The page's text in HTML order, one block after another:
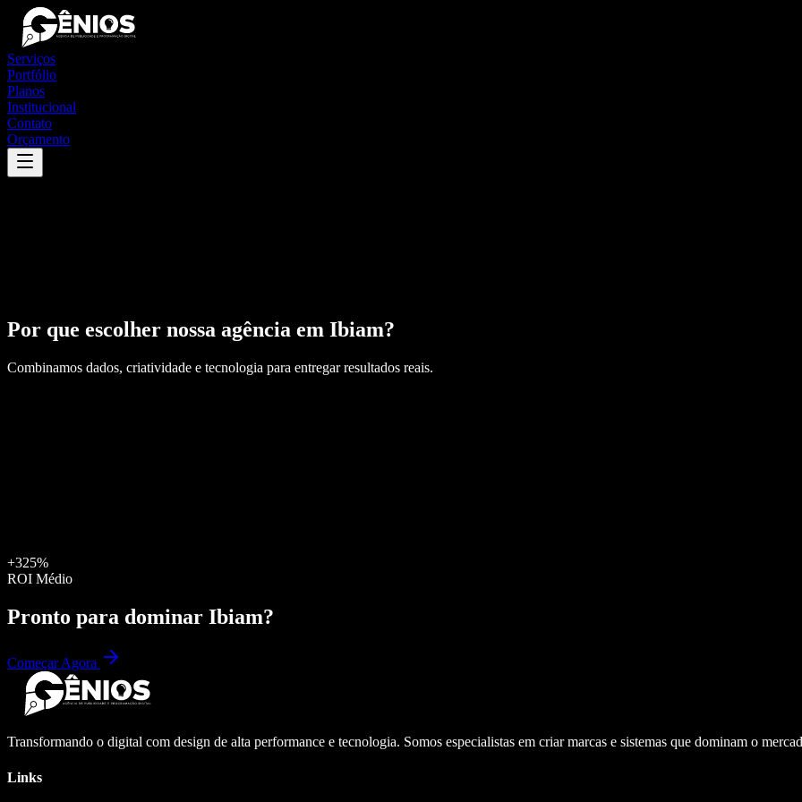
Serviços
Portfólio
Planos
Institucional
Contato
Orçamento
Por que escolher nossa agência em Ibiam?
Combinamos dados, criatividade e tecnologia para entregar resultados reais.
+325%
ROI Médio
Pronto para dominar Ibiam?
Começar Agora
Transformando o digital com design de alta performance e tecnologia. Somos especialistas em criar marcas e sistemas que dominam o
Links